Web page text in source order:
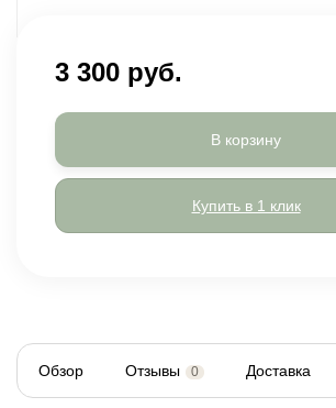
3 300 руб.
В корзину
Купить в 1 клик
Обзор Отзывы 0 Доставка